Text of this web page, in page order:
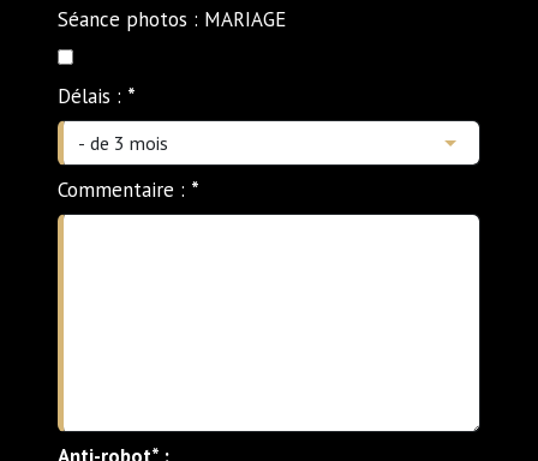
Séance photos : MARIAGE
Délais : *
Commentaire : *
Anti-robot* :